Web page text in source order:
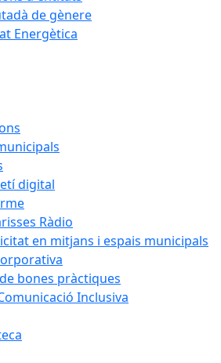
de gènere
Energètica
digital
Ràdio
en mitjans i espais municipals
bones pràctiques
Inclusiva